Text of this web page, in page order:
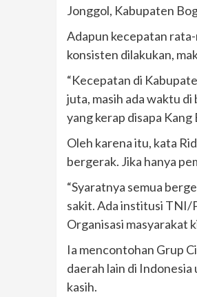
Jonggol, Kabupaten
Adapun kecepatan
konsisten dilakukan,
“Kecepatan di
juta, masih ada waktu
yang kerap disapa Kang
Oleh karena itu, kata
bergerak. Jika hanya
“Syaratnya semua
sakit. Ada institusi TNI/
Organisasi masyarakat
Ia mencontohan Grup
daerah lain di
kasih.